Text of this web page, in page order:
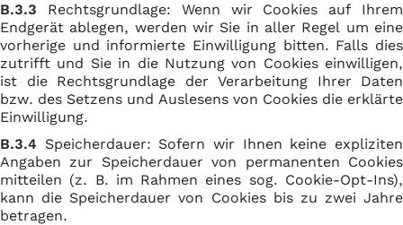
B.3.3 Rechtsgrundlage: Wenn wir Cookies auf Ihrem
Endgerät ablegen, werden wir Sie in aller Regel um eine
vorherige und informierte Einwilligung bitten. Falls dies
zutrifft und Sie in die Nutzung von Cookies einwilligen,
ist die Rechtsgrundlage der Verarbeitung Ihrer Daten
bzw. des Setzens und Auslesens von Cookies die erklärte
Einwilligung.
B.3.4 Speicherdauer: Sofern wir Ihnen keine expliziten
Angaben zur Speicherdauer von permanenten Cookies
mitteilen (z. B. im Rahmen eines sog. Cookie-Opt-Ins),
kann die Speicherdauer von Cookies bis zu zwei Jahre
betragen.